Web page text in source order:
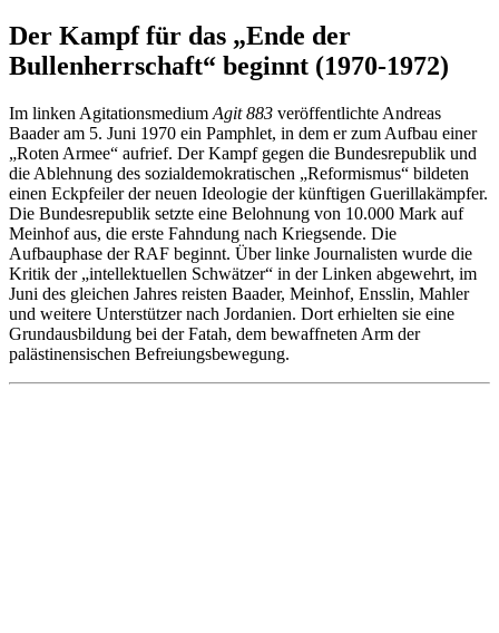
Der Kampf für das „Ende der
Bullenherrschaft“ beginnt (1970-1972)
Im linken Agitationsmedium Agit 883 veröffentlichte Andreas
Baader am 5. Juni 1970 ein Pamphlet, in dem er zum Aufbau einer
„Roten Armee“ aufrief. Der Kampf gegen die Bundesrepublik und
die Ablehnung des sozialdemokratischen „Reformismus“ bildeten
einen Eckpfeiler der neuen Ideologie der künftigen Guerillakämpfer.
Die Bundesrepublik setzte eine Belohnung von 10.000 Mark auf
Meinhof aus, die erste Fahndung nach Kriegsende. Die
Aufbauphase der RAF beginnt. Über linke Journalisten wurde die
Kritik der „intellektuellen Schwätzer“ in der Linken abgewehrt, im
Juni des gleichen Jahres reisten Baader, Meinhof, Ensslin, Mahler
und weitere Unterstützer nach Jordanien. Dort erhielten sie eine
Grundausbildung bei der Fatah, dem bewaffneten Arm der
palästinensischen Befreiungsbewegung.